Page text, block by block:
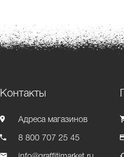
Контакты
Адреса магазинов
8 800 707 25 45